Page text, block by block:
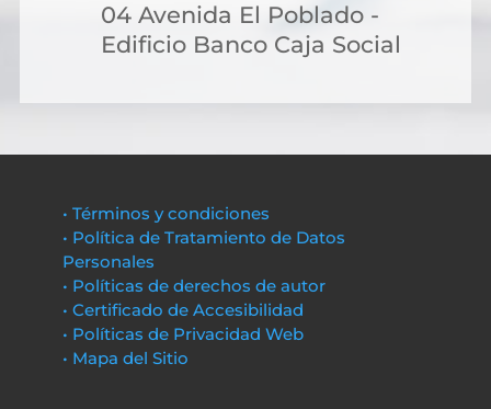
04 Avenida El Poblado -
Edificio Banco Caja Social
• Términos y condiciones
• Política de Tratamiento de Datos
Personales
• Políticas de derechos de autor
• Certificado de Accesibilidad
• Políticas de Privacidad Web
• Mapa del Sitio